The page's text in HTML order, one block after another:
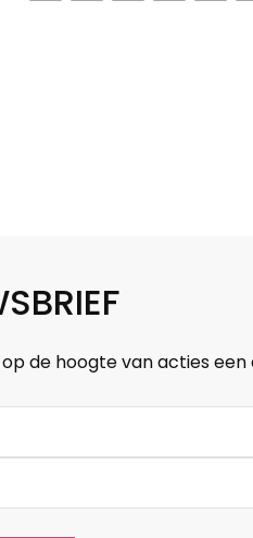
de hoogte van acties een